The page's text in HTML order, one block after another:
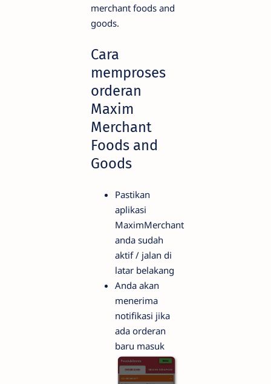
merchant foods and
goods.
Cara
memproses
orderan
Maxim
Merchant
Foods and
Goods
Pastikan
aplikasi
MaximMerchant
anda sudah
aktif / jalan di
latar belakang
Anda akan
menerima
notifikasi jika
ada orderan
baru masuk